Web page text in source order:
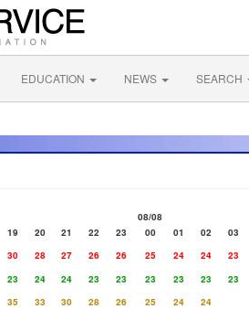
EDUCATION NEWS SEARCH
08/08
19 20 21 22 23 00 01 02 03
30 28 27 26 26 25 24 24 23
23 24 24 23 23 23 23 23 23
35 33 30 28 26 25 24 24